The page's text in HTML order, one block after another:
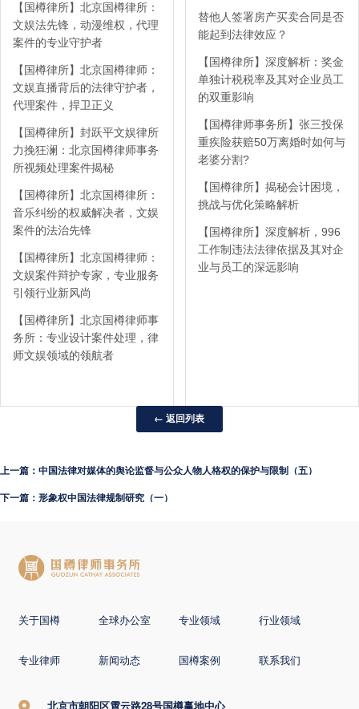
【国樽律所】北京国樽律所：
文娱法先锋，动漫维权，代理
案件的专业守护者
【国樽律所】北京国樽律师：
文娱直播背后的法律守护者，
代理案件，捍卫正义
【国樽律所】封跃平文娱律所
力挽狂澜：北京国樽律师事务
所视频处理案件揭秘
【国樽律所】北京国樽律所：
音乐纠纷的权威解决者，文娱
案件的法治先锋
【国樽律所】北京国樽律师：
文娱案件辩护专家，专业服务
引领行业新风尚
【国樽律所】北京国樽律师事
务所：专业设计案件处理，律
师文娱领域的领航者
替他人签署房产买卖合同是否
能起到法律效应？
【国樽律所】深度解析：奖金
单独计税税率及其对企业员工
的双重影响
【国樽律师事务所】张三投保
重疾险获赔50万离婚时如何与
老婆分割?
【国樽律所】揭秘会计困境，
挑战与优化策略解析
【国樽律所】深度解析，996
工作制违法法律依据及其对企
业与员工的深远影响
← 返回列表
上一篇：中国法律对媒体的舆论监督与公众人物人格权的保护与限制（五）
下一篇：形象权中国法律规制研究（一）
关于国樽 全球办公室 专业领域 行业领域
专业律师 新闻动态 国樽案例 联系我们
北京市朝阳区霄云路28号国樽赢地中心